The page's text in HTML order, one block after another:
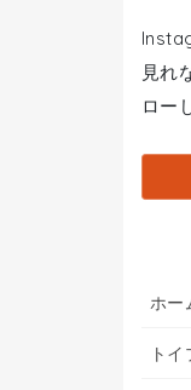
見れ
ロー
ホー
ト